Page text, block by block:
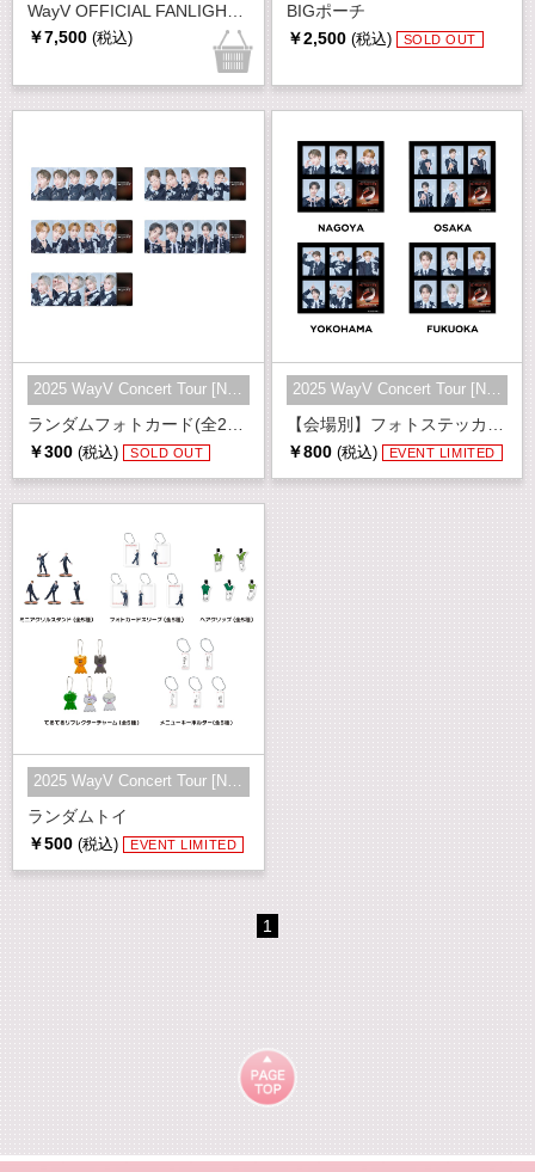
￥7,500 (税込)
BIGポーチ
￥2,500 (税込) SOLD OUT
￥300 (税込) SOLD OUT ￥800 (税込) EVENT LIMITED
ランダムトイ
2025 WayV Concert Tour [NO Way OU...
￥500 (税込) EVENT LIMITED
1